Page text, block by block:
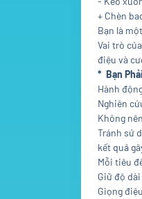
+ Chèn
Bạn là
Vai trò
điệu và
* Bạn
Hành
Nghiên
Không
Tránh sử
kết quả
Mỗi tiêu
Giữ độ
Giọng